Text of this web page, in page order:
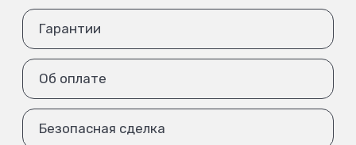
Гарантии
Об оплате
Безопасная сделка